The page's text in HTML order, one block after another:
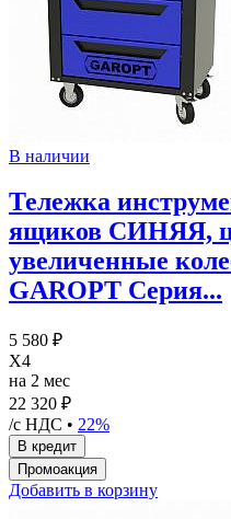
В наличии
Тележка
ящиков СИНЯЯ,
увеличенные
GAROPT Серия...
5 580 ₽
X4
на 2 мес
22 320 ₽
/с НДС • 22%
Добавить в корзину